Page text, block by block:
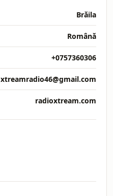
Brăila
Română
+0757360306
xtreamradio46@gmail.com
radioxtream.com